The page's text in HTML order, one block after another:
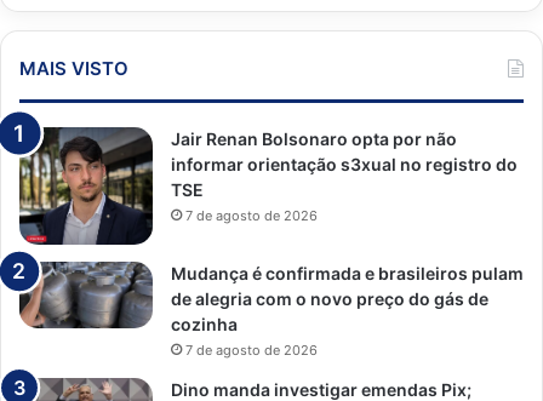
MAIS VISTO
Jair Renan Bolsonaro opta por não
informar orientação s3xual no registro do
TSE
7 de agosto de 2026
Mudança é confirmada e brasileiros pulam
de alegria com o novo preço do gás de
cozinha
7 de agosto de 2026
Dino manda investigar emendas Pix;